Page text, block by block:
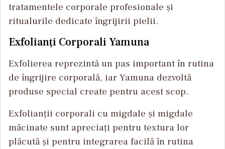
tratamentele corporale profesionale și
ritualurile dedicate îngrijirii pielii.
Exfolianți Corporali Yamuna
Exfolierea reprezintă un pas important în rutina
de îngrijire corporală, iar Yamuna dezvoltă
produse special create pentru acest scop.
Exfolianții corporali cu migdale și migdale
măcinate sunt apreciați pentru textura lor
plăcută și pentru integrarea facilă în rutina